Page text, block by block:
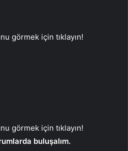
görmek için tıklayın!
görmek için tıklayın!
buluşalım.